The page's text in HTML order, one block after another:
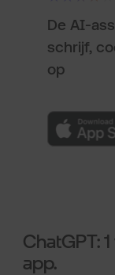
De AI-
schrijf,
op
ChatGPT:
app.